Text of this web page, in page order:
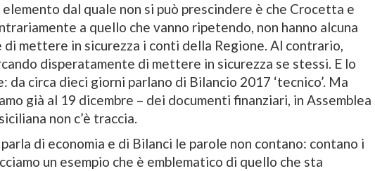
dal quale non si può prescindere è che Crocetta e
a quello che vanno ripetendo, non hanno alcuna
di mettere in sicurezza i conti della Regione. Al contrario,
disperatamente di mettere in sicurezza se stessi. E lo
da circa dieci giorni parlano di Bilancio 2017 ‘tecnico’. Ma
già al 19 dicembre – dei documenti finanziari, in Assemblea
non c’è traccia.
di economia e di Bilanci le parole non contano: contano i
un esempio che è emblematico di quello che sta